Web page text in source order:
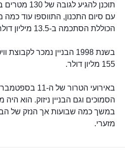
עם סיום התכנון, התווספו עוד כמה
הכוללת הסתכמה ב-13.5 מיליון דולר.
בשנת 1998 הבניין נמכר
155 מליון דולר.
באירועי הטרור
הסמוכים וגם הבניין ניזוק. הוא
במשך כמה שבועות אך הנזק של
מזערי.